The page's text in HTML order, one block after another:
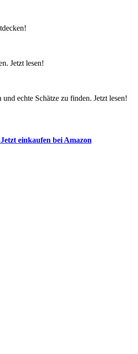
Jetzt lesen!
echte Schätze zu finden. Jetzt lesen!
einkaufen bei Amazon